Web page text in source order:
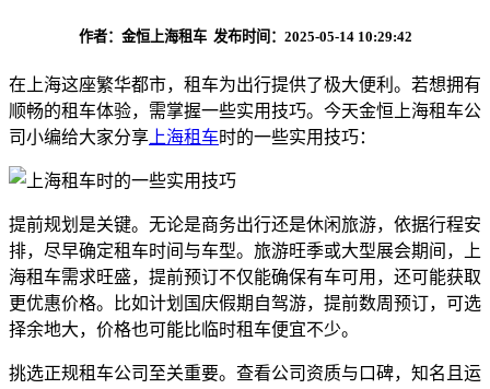
作者：金恒上海租车 发布时间：2025-05-14 10:29:42
在上海这座繁华都市，租车为出行提供了极大便利。若想拥有
顺畅的租车体验，需掌握一些实用技巧。今天金恒上海租车公
司小编给大家分享 上海租车时的一些实用技巧：
提前规划是关键。无论是商务出行还是休闲旅游，依据行程安
排，尽早确定租车时间与车型。旅游旺季或大型展会期间，上
海租车需求旺盛，提前预订不仅能确保有车可用，还可能获取
更优惠价格。比如计划国庆假期自驾游，提前数周预订，可选
择余地大，价格也可能比临时租车便宜不少。
挑选正规租车公司至关重要。查看公司资质与口碑，知名且运